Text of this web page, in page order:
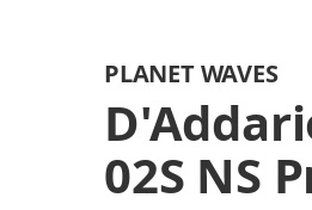
PLANET WAVES
02S NS